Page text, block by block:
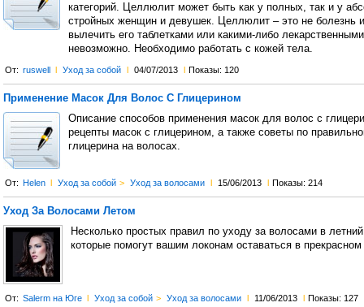
категорий. Целлюлит может быть как у полных, так и у
стройных женщин и девушек. Целлюлит – это не болезнь и
вылечить его таблетками или какими-либо
невозможно. Необходимо работать с кожей тела.
От: ruswell l Уход за собой l 04/07/2013 l Показы: 120
Применение Масок Для Волос С Глицерином
Описание способов применения масок для волос с
рецепты масок с глицерином, а также советы по
глицерина на волосах.
От: Helen l Уход за собой > Уход за волосами l 15/06/2013 l Показы: 214
Уход За Волосами Летом
Несколько простых правил по уходу за волосами в
которые помогут вашим локонам оставаться в прекрасном
От: Salerm на Юге l Уход за собой > Уход за волосами l 11/06/2013 l Показы: 127